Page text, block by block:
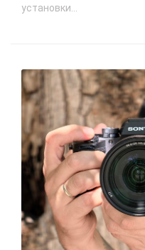
установки...